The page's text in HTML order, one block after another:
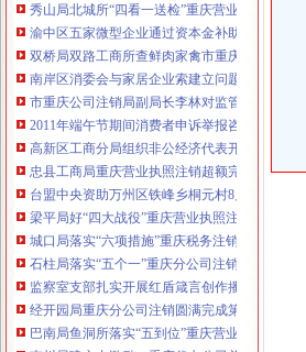
渝中区五家微型企业通过资本金补助评审
双桥局双路工商所查鲜肉家禽市重庆分公司注销
南岸区消委会与家居企业索建立问题家居先行赔
市重庆公司注销局副局长李林对监管巡查体系
2011年端午节期间消费者申诉举报咨询处理况综
高新区工商分局组织非公经济代表开展“我身边
忠县工商局重庆营业执照注销超额完成2011年
台盟中央资助万州区铁峰乡桐元村8户残疾人微
梁平局好“四大战役”重庆营业执照注销整网吧见
城口局落实“六项措施”重庆税务注销助推微型企
石柱局落实“五个一”重庆分公司注销措施深入推
监察室支部扎实开展红盾箴言创作播活动
经开园局重庆分公司注销圆满完成第一阶段店招
巴南局鱼洞所落实“五到位”重庆营业执照注销扶
南川局建立内激励、重庆代办公司关怀、帮扶